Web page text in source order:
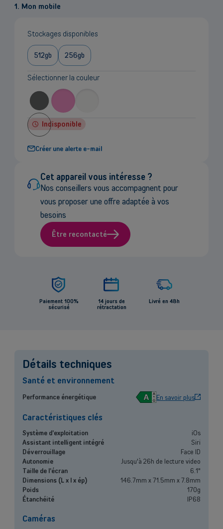
Back
Indépendants et PMEs
Solutions de téléphonie mobile, fibre, centrale téléphonique et bien
plus encore pour les indépendants et la petite et moyenne entreprise.
1. Mon mobile
Stockages disponibles
512gb 256gb
Sélectionner la couleur
Indisponible
Créer une alerte e-mail
Cet appareil vous intéresse ?
Nos conseillers vous accompagnent pour
vous proposer une offre adaptée à vos
besoins
Être recontacté
Paiement 100%
sécurisé
14 jours de
rétractation
Livré en 48h
Détails techniques
Santé et environnement
Performance énergétique A En savoir plus
Caractéristiques clés
Système d'exploitation
iOs
Assistant intelligent intégré
Siri
Déverrouillage
Face ID
Autonomie
Jusqu'à 26h de lecture video
Taille de l'écran
6.1"
Dimensions (L x l x ép)
146.7mm x 71.5mm x 7.8mm
Poids
170g
Étanchéité
IP68
Caméras